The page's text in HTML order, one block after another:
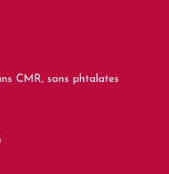
CMR, sans phtalates